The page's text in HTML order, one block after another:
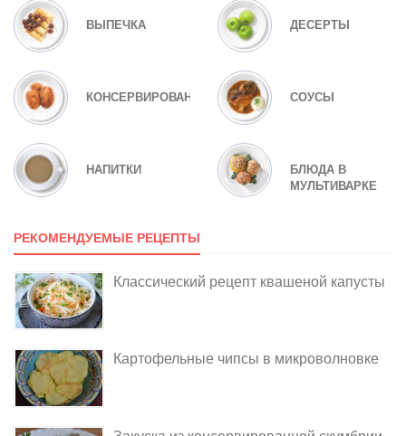
ВЫПЕЧКА ДЕСЕРТЫ
КОНСЕРВИРОВАНИЕ СОУСЫ
НАПИТКИ
БЛЮДА В
МУЛЬТИВАРКЕ
РЕКОМЕНДУЕМЫЕ РЕЦЕПТЫ
Классический рецепт квашеной капусты
Картофельные чипсы в микроволновке